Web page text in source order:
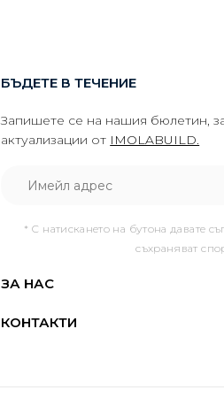
ЗА НАС
КОНТАКТИ
БЪДЕТЕ В ТЕЧЕНИЕ
Запишете се на нашия бюлетин,
актуализации от IMOLABUILD.
* С натискането на бутона давате
съхраняват